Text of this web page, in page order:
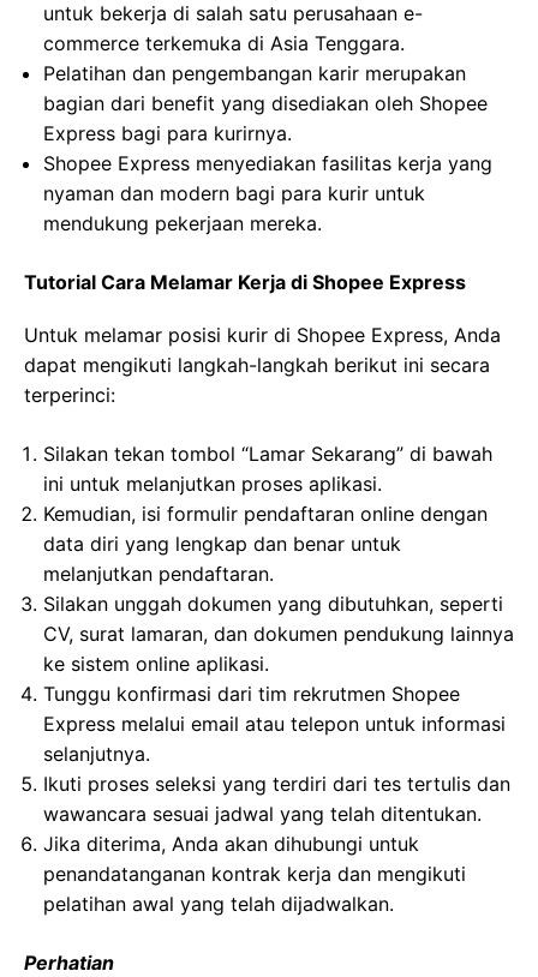
untuk bekerja di salah satu perusahaan e-
commerce terkemuka di Asia Tenggara.
Pelatihan dan pengembangan karir merupakan
bagian dari benefit yang disediakan oleh Shopee
Express bagi para kurirnya.
Shopee Express menyediakan fasilitas kerja yang
nyaman dan modern bagi para kurir untuk
mendukung pekerjaan mereka.
Tutorial Cara Melamar Kerja di Shopee Express
Untuk melamar posisi kurir di Shopee Express, Anda
dapat mengikuti langkah-langkah berikut ini secara
terperinci:
Silakan tekan tombol “Lamar Sekarang” di bawah
ini untuk melanjutkan proses aplikasi.
Kemudian, isi formulir pendaftaran online dengan
data diri yang lengkap dan benar untuk
melanjutkan pendaftaran.
Silakan unggah dokumen yang dibutuhkan, seperti
CV, surat lamaran, dan dokumen pendukung lainnya
ke sistem online aplikasi.
Tunggu konfirmasi dari tim rekrutmen Shopee
Express melalui email atau telepon untuk informasi
selanjutnya.
Ikuti proses seleksi yang terdiri dari tes tertulis dan
wawancara sesuai jadwal yang telah ditentukan.
Jika diterima, Anda akan dihubungi untuk
penandatanganan kontrak kerja dan mengikuti
pelatihan awal yang telah dijadwalkan.
Perhatian